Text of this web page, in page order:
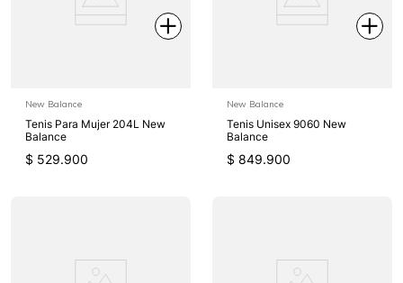
New Balance
Tenis Para Mujer 204L New
Balance
$ 529.900
New Balance
Tenis Unisex 9060 New
Balance
$ 849.900